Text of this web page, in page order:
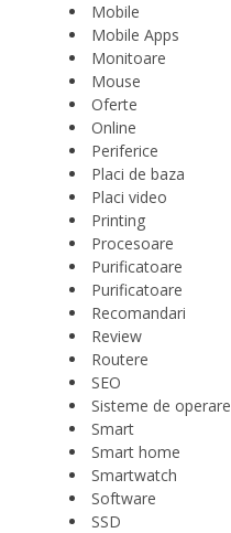
Mobile
Mobile Apps
Monitoare
Mouse
Oferte
Online
Periferice
Placi de baza
Placi video
Printing
Procesoare
Purificatoare
Purificatoare
Recomandari
Review
Routere
SEO
Sisteme de operare
Smart
Smart home
Smartwatch
Software
SSD